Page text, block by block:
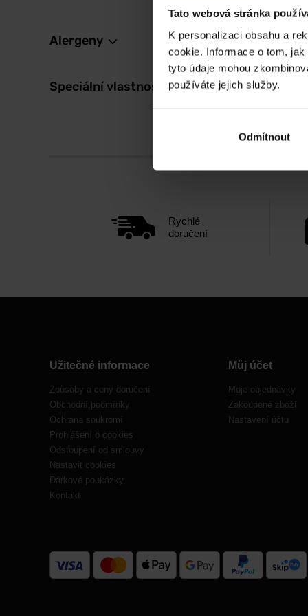
Tato webová stránka
K personalizaci obsahu a
cookie. Informace o tom,
tyto údaje mohou
používáte jejich služby.
Odmítnout
Alergeny
Speciální vlastnosti
Rychlé
doručení
Užitečné informace
Způsoby a ceny doručení
Obchodní podmínky
Ochrana soukromí
Prohlášení o cookies
Odstoupení od smlouvy
Nastavit cookies
Dárkové poukázky
Kontakt
Můj účet
Moje objednávky
Zakoupené zboží
Nastavení účtu